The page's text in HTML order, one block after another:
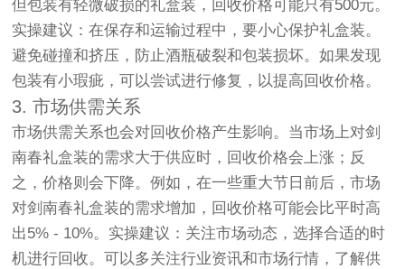
但包装有轻微破损的礼盒装，回收价格可能只有500元。
实操建议：在保存和运输过程中，要小心保护礼盒装。
避免碰撞和挤压，防止酒瓶破裂和包装损坏。如果发现
包装有小瑕疵，可以尝试进行修复，以提高回收价格。
3. 市场供需关系
市场供需关系也会对回收价格产生影响。当市场上对剑
南春礼盒装的需求大于供应时，回收价格会上涨；反
之，价格则会下降。例如，在一些重大节日前后，市场
对剑南春礼盒装的需求增加，回收价格可能会比平时高
出5% - 10%。实操建议：关注市场动态，选择合适的时
机进行回收。可以多关注行业资讯和市场行情，了解供